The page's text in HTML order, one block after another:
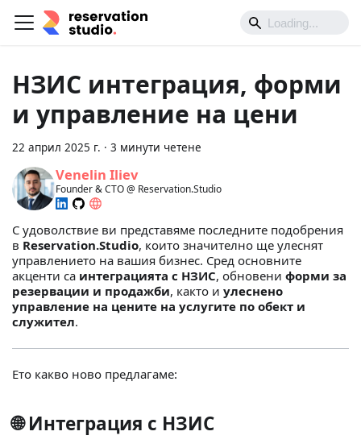
НЗИС интеграция, форми
и управление на цени
22 април 2025 г. · 3 минути четене
Venelin Iliev
Founder & CTO @ Reservation.Studio
С удоволствие ви представяме последните подобрения
в Reservation.Studio, които значително ще улеснят
управлението на вашия бизнес. Сред основните
акценти са интеграцията с НЗИС, обновени форми за
резервации и продажби, както и улеснено
управление на цените на услугите по обект и
служител.
Ето какво ново предлагаме:
🌐Интеграция с НЗИС